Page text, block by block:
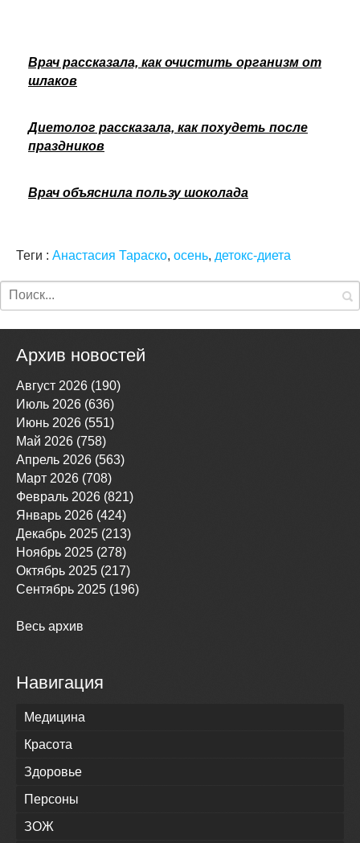
Врач рассказала, как очистить организм от
шлаков
Диетолог рассказала, как похудеть после
праздников
Врач объяснила пользу шоколада
Теги : Анастасия Тараско, осень, детокс-диета
Архив новостей
Август 2026 (190)
Июль 2026 (636)
Июнь 2026 (551)
Май 2026 (758)
Апрель 2026 (563)
Март 2026 (708)
Февраль 2026 (821)
Январь 2026 (424)
Декабрь 2025 (213)
Ноябрь 2025 (278)
Октябрь 2025 (217)
Сентябрь 2025 (196)
Весь архив
Навигация
Медицина
Красота
Здоровье
Персоны
ЗОЖ